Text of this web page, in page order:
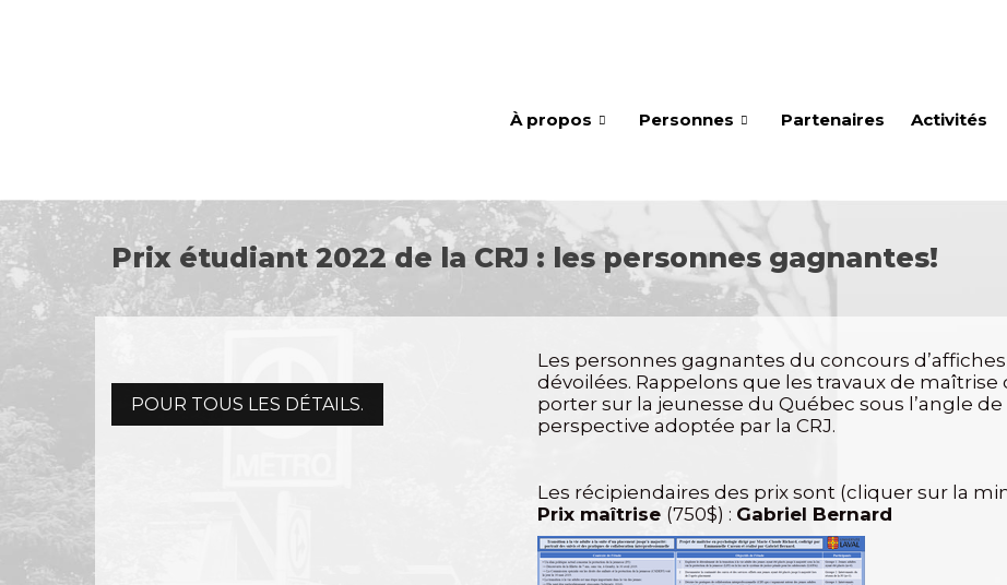
À propos Personnes Partenaires Activités
Prix étudiant 2022 de la CRJ : les personnes gagnantes!
POUR TOUS LES DÉTAILS.
Les personnes gagnantes du concours
dévoilées. Rappelons que les travaux de
porter sur la jeunesse du Québec sous l’angle
perspective adoptée par la CRJ.
Les récipiendaires des prix sont (cliquer sur la
Prix maîtrise (750$) : Gabriel Bernard